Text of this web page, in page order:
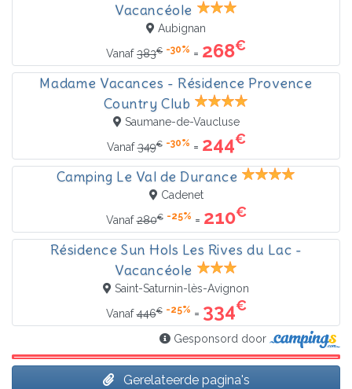
Vacancéole
Aubignan
Vanaf383€ -30% = 268€
Madame Vacances - Résidence Provence
Country Club
Saumane-de-Vaucluse
Vanaf349€ -30% = 244€
Camping Le Val de Durance
Cadenet
Vanaf280€ -25% = 210€
Résidence Sun Hols Les Rives du Lac -
Vacancéole
Saint-Saturnin-lès-Avignon
Vanaf446€ -25% = 334€
Gesponsord door
Gerelateerde pagina's